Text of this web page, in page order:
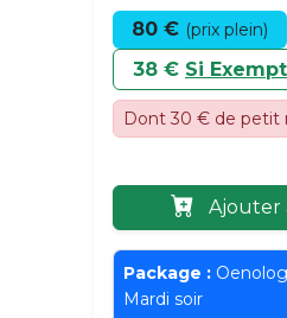
80 € (prix plein)
38 € Si
Dont 30 € de petit
Ajouter
Package :
Mardi soir